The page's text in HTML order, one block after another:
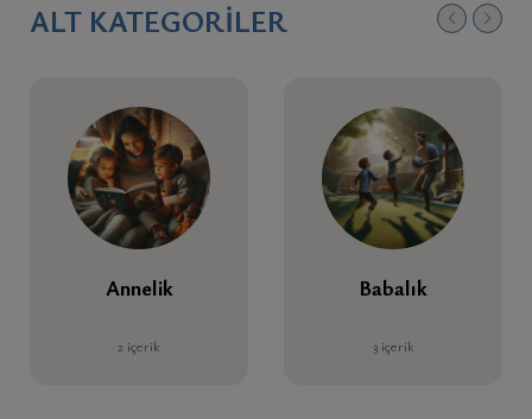
ALT KATEGORILER
Annelik
2 içerik
Babalık
3 içerik